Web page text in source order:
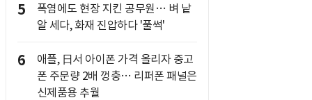
5
폭염에도 현장 지킨 공무원… 벼 낱
알 세다, 화재 진압하다 '풀썩'
6
애플, 日서 아이폰 가격 올리자 중고
폰 주문량 2배 껑충… 리퍼폰 패널은
신제품용 추월